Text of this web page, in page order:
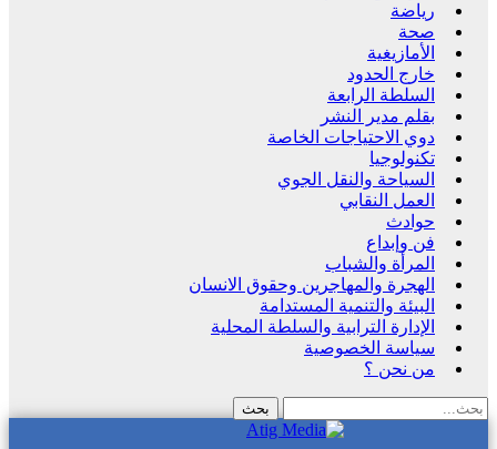
رياضة
صحة
الأمازيغية
خارج الحدود
السلطة الرابعة
بقلم مدير النشر
دوي الاحتياجات الخاصة
تكنولوجيا
السياحة والنقل الجوي
العمل النقابي
حوادث
فن وإبداع
المرأة والشباب
الهجرة والمهاجرين وحقوق الانسان
البيئة والتنمية المستدامة
الإدارة الترابية والسلطة المحلية
سياسة الخصوصية
من نحن ؟